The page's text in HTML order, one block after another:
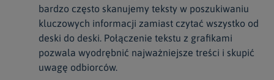
bardzo często skanujemy teksty w poszukiwaniu
kluczowych informacji zamiast czytać wszystko od
deski do deski. Połączenie tekstu z grafikami
pozwala wyodrębnić najważniejsze treści i skupić
uwagę odbiorców.